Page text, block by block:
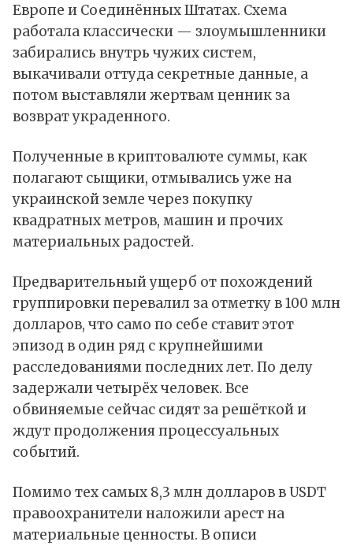
Европе и Соединённых Штатах. Схема
работала классически — злоумышленники
забирались внутрь чужих систем,
выкачивали оттуда секретные данные, а
потом выставляли жертвам ценник за
возврат украденного.
Полученные в криптовалюте суммы, как
полагают сыщики, отмывались уже на
украинской земле через покупку
квадратных метров, машин и прочих
материальных радостей.
Предварительный ущерб от похождений
группировки перевалил за отметку в 100 млн
долларов, что само по себе ставит этот
эпизод в один ряд с крупнейшими
расследованиями последних лет. По делу
задержали четырёх человек. Все
обвиняемые сейчас сидят за решёткой и
ждут продолжения процессуальных
событий.
Помимо тех самых 8,3 млн долларов в USDT
правоохранители наложили арест на
материальные ценносты. В описи